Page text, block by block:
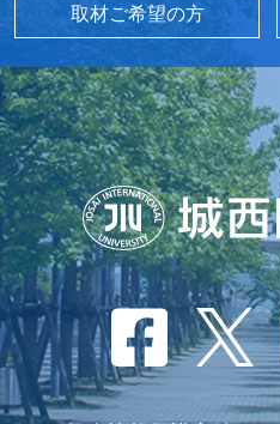
取材ご希望の方